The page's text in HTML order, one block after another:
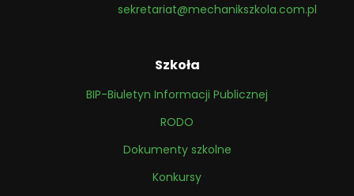
sekretariat@mechanikszkola.com.pl
Szkoła
BIP-Biuletyn Informacji Publicznej
RODO
Dokumenty szkolne
Konkursy